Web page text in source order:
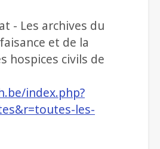
- Les archives du
et de la
hospices civils de
index.php?
les-